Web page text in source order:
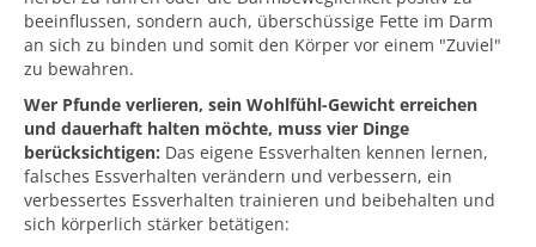
beeinflussen, sondern auch, überschüssige Fette im Darm
an sich zu binden und somit den Körper vor einem "Zuviel"
zu bewahren.
Wer Pfunde verlieren, sein Wohlfühl-Gewicht erreichen
und dauerhaft halten möchte, muss vier Dinge
berücksichtigen: Das eigene Essverhalten kennen lernen,
falsches Essverhalten verändern und verbessern, ein
verbessertes Essverhalten trainieren und beibehalten und
sich körperlich stärker betätigen: